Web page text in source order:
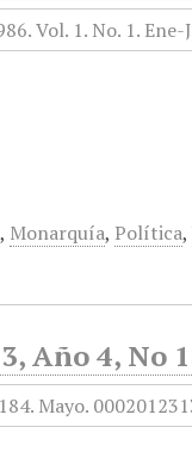
, Monarquía, Política,
Año 4, No